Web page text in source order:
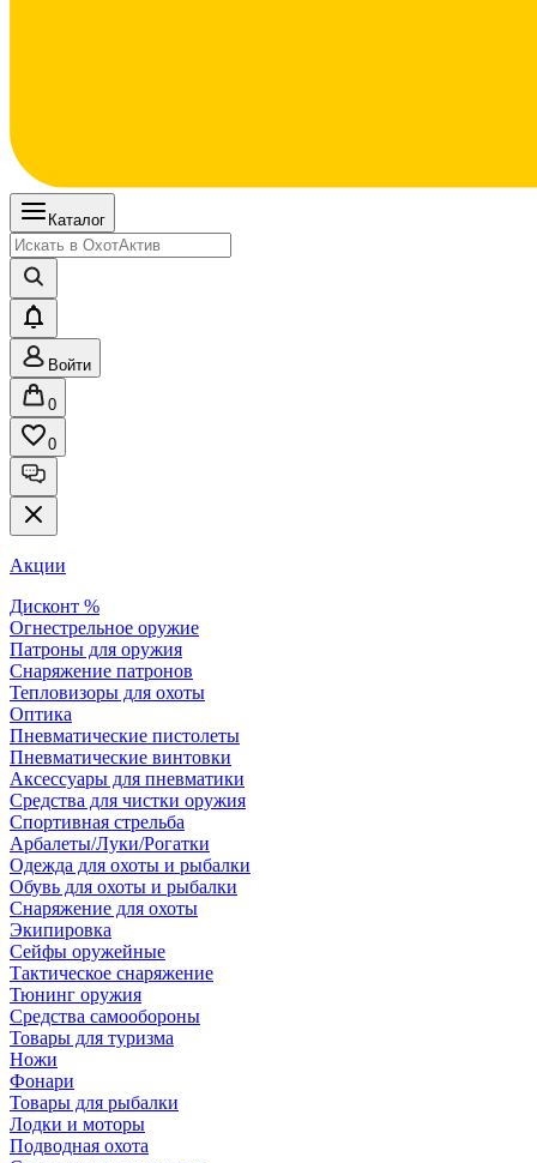
Каталог
Войти
0
0
Акции
Дисконт %
Огнестрельное оружие
Патроны для оружия
Снаряжение патронов
Тепловизоры для охоты
Оптика
Пневматические пистолеты
Пневматические винтовки
Аксессуары для пневматики
Средства для чистки оружия
Спортивная стрельба
Арбалеты/Луки/Рогатки
Одежда для охоты и рыбалки
Обувь для охоты и рыбалки
Снаряжение для охоты
Экипировка
Сейфы оружейные
Тактическое снаряжение
Тюнинг оружия
Средства самообороны
Товары для туризма
Ножи
Фонари
Товары для рыбалки
Лодки и моторы
Подводная охота